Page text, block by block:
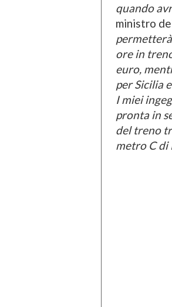
quando
ministro
ore in
euro,
per Sicilia
I miei
pronta in
del treno
metro C di